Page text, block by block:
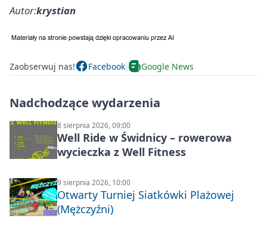
Autor:krystian
Zaobserwuj nas! Facebook Google News
Nadchodzące wydarzenia
8 sierpnia 2026, 09:00
Well Ride w Świdnicy – rowerowa
wycieczka z Well Fitness
9 sierpnia 2026, 10:00
Otwarty Turniej Siatkówki Plażowej
(Mężczyźni)